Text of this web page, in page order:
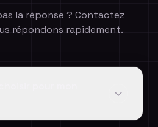
la réponse ? Contactez
répondons rapidement.